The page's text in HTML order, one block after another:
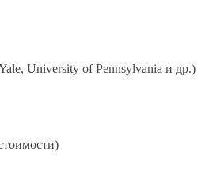
University of Pennsylvania и др.)